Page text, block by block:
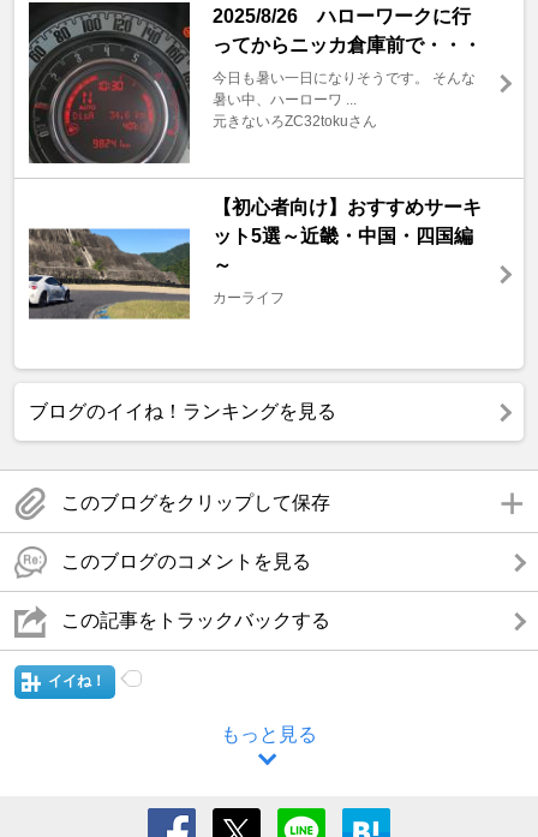
2025/8/26 ハローワークに行
ってからニッカ倉庫前で・・・
今日も暑い一日になりそうです。 そんな
暑い中、ハーローワ ...
元きないろZC32tokuさん
【初心者向け】おすすめサーキ
ット5選～近畿・中国・四国編
～
カーライフ
ブログのイイね！ランキングを見る
このブログをクリップして保存
このブログのコメントを見る
この記事をトラックバックする
イイね！
もっと見る